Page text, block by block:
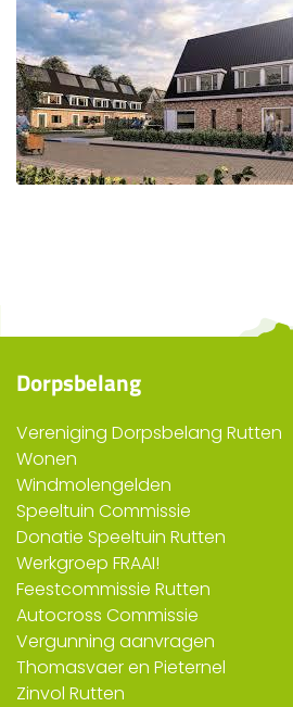
Dorpsbelang
Vereniging Dorpsbelang Rutten
Wonen
Windmolengelden
Speeltuin Commissie
Donatie Speeltuin Rutten
Werkgroep FRAAI!
Feestcommissie Rutten
Autocross Commissie
Vergunning aanvragen
Thomasvaer en Pieternel
Zinvol Rutten